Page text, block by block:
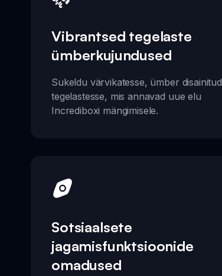
Vibrantsed tegelaste
ümberkujundused
Sukeldu värvikatesse, ümber disainitud
tegelastesse, mis annavad uue elu
Incrediboxi mängimisele.
Sotsiaalsete
jagamisfunktsioonide
omadused